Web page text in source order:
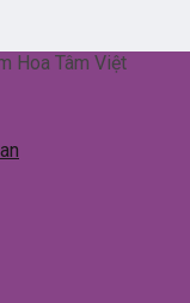
Hoa Tâm Việt